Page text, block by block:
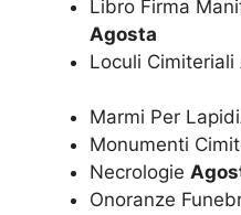
Libro Firma
Agosta
Loculi Cimiteriali
Marmi Per Lapidi
Monumenti
Necrologie
Onoranze